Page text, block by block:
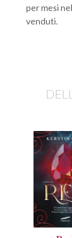
per mesi
venduti.